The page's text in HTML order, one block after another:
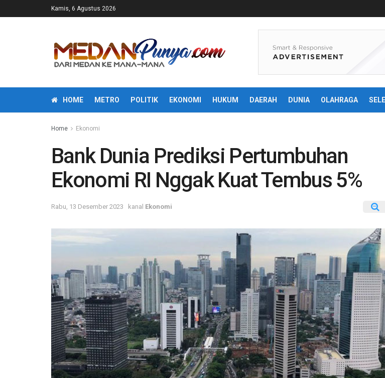
Kamis, 6 Agustus 2026
HOME METRO POLITIK EKONOMI HUKUM DAERAH DUNIA OLAHRAGA
Home Ekonomi
Bank Dunia Prediksi Pertumbuhan
Ekonomi RI Nggak Kuat Tembus 5%
Rabu, 13 Desember 2023 kanal Ekonomi